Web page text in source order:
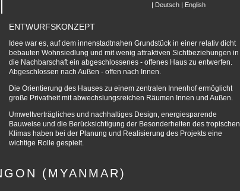
Deutsch English
ENTWURFSKONZEPT
Idee war es, auf dem innenstadtnahen Grundstück in einer relativ dicht
bebauten Wohnsiedlung und mit wenig attraktiven Sichtbeziehungen in
die Nachbarschaft ein abgeschlossenes - offenes Haus zu entwerfen.
Abgeschlossen nach Außen - offen nach Innen.
Die Orientierung des Hauses zu einem zentralen Innenhof ermöglicht
große Privatheit mit abwechslungsreichen Räumen Innen und Außen.
Umweltverträgliches und nachhaltiges Design, energiesparende
Bauweise und die Berücksichtigung der Besonderheiten des tropischen
Klimas haben bei der Planung und Realisierung des Projekts eine
wichtige Rolle gespielt.
(MYANMAR)